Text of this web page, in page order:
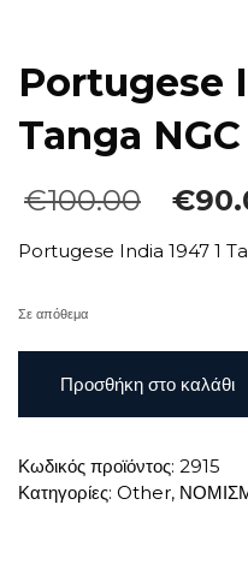
Portugese
Tanga
€100.00
was:
€
Portugese India 1947 1
Σε απόθεμα
India
1947
Tanga
NGC
Προσθήκη στο καλάθι
Κωδικός προϊόντος: 2915
Κατηγορίες: Other,